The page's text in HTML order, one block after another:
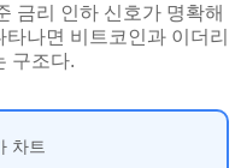
금리 인하 신호가 명확해
나면 비트코인과 이더리
구조다.
차트